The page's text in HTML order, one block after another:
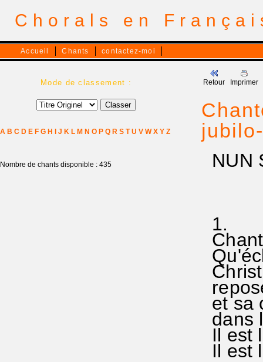
Chorals en
Accueil Chants contactez-moi
Mode de classement :
A B C D E F G H J K L M N O P Q R S T U V W X Y Z
Nombre de chants disponible : 435
Retour Imprimer
NUN
1.
et sa
dans
Il est
Il est